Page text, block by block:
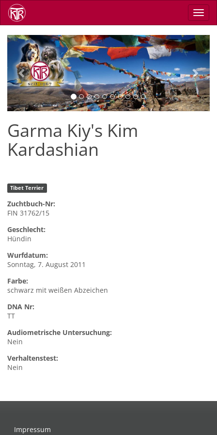
Direkt
zum
Inhalt
Previous Next
Garma Kiy's Kim
Kardashian
Tibet Terrier
Zuchtbuch-Nr:
FIN 31762/15
Geschlecht:
Hündin
Wurfdatum:
Sonntag, 7. August 2011
Farbe:
schwarz mit weißen Abzeichen
DNA Nr:
TT
Audiometrische Untersuchung:
Nein
Verhaltenstest:
Nein
Impressum